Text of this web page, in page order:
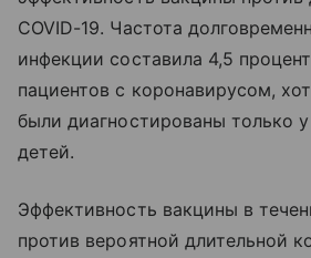
COVID-19. Частота
инфекции составила 4,5
пациентов с коронавирусом,
были диагностированы только
детей.
Эффективность вакцины в
против вероятной длительной